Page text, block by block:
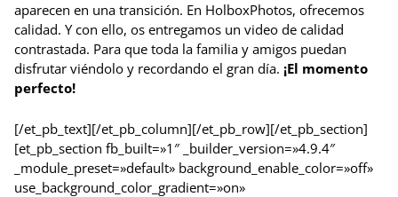
aparecen en una transición. En HolboxPhotos, ofrecemos
calidad. Y con ello, os entregamos un video de calidad
contrastada. Para que toda la familia y amigos puedan
disfrutar viéndolo y recordando el gran día. ¡El momento
perfecto!
[/et_pb_text][/et_pb_column][/et_pb_row][/et_pb_section]
[et_pb_section fb_built=»1″ _builder_version=»4.9.4″
_module_preset=»default» background_enable_color=»off»
use_background_color_gradient=»on»